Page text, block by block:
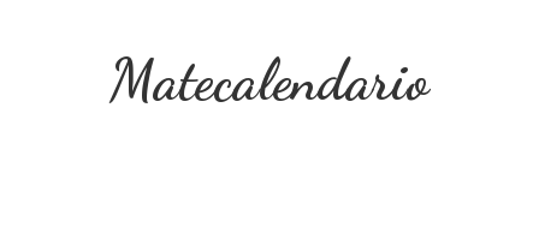
Matecalendario